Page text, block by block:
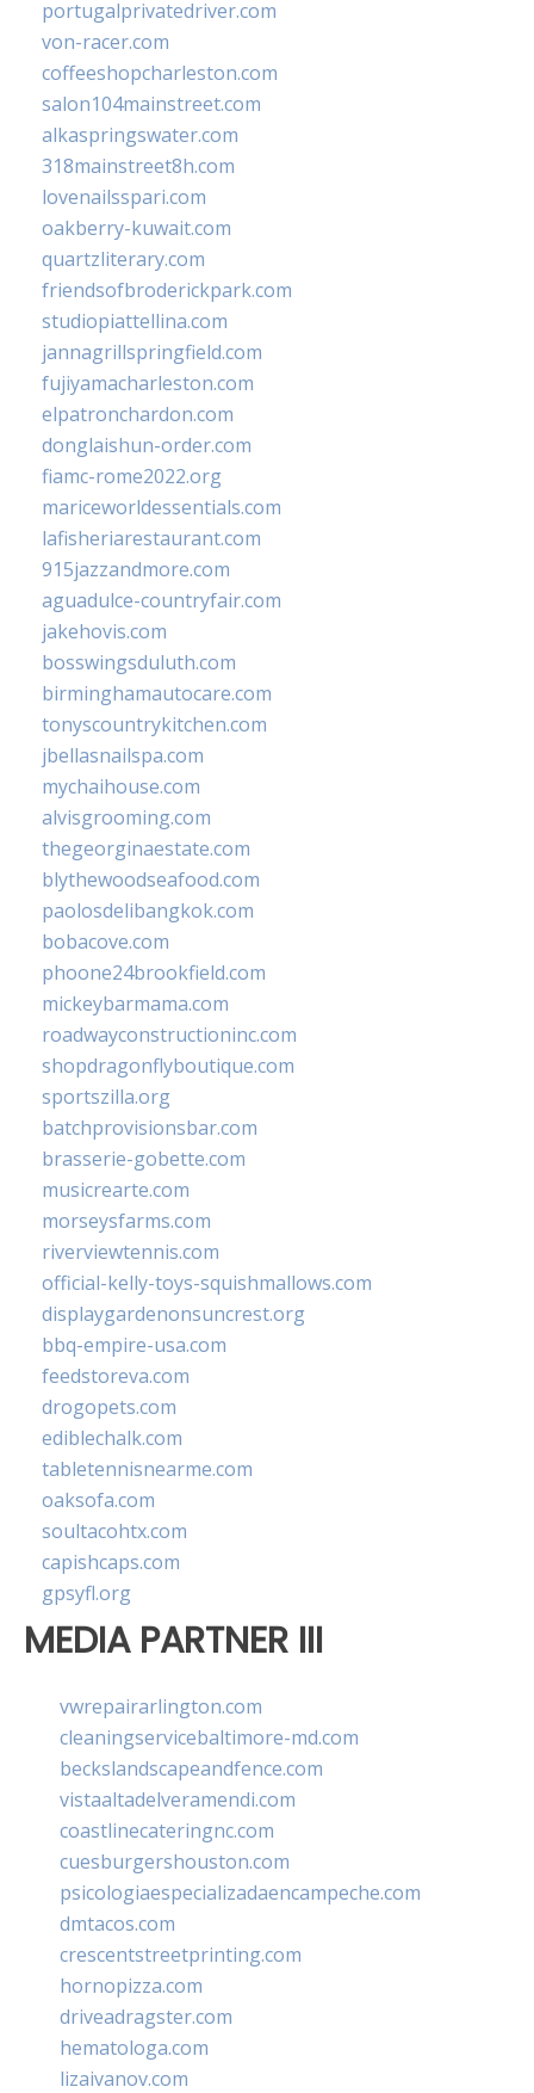
portugalprivatedriver.com
von-racer.com
coffeeshopcharleston.com
salon104mainstreet.com
alkaspringswater.com
318mainstreet8h.com
lovenailsspari.com
oakberry-kuwait.com
quartzliterary.com
friendsofbroderickpark.com
studiopiattellina.com
jannagrillspringfield.com
fujiyamacharleston.com
elpatronchardon.com
donglaishun-order.com
fiamc-rome2022.org
mariceworldessentials.com
lafisheriarestaurant.com
915jazzandmore.com
aguadulce-countryfair.com
jakehovis.com
bosswingsduluth.com
birminghamautocare.com
tonyscountrykitchen.com
jbellasnailspa.com
mychaihouse.com
alvisgrooming.com
thegeorginaestate.com
blythewoodseafood.com
paolosdelibangkok.com
bobacove.com
phoone24brookfield.com
mickeybarmama.com
roadwayconstructioninc.com
shopdragonflyboutique.com
sportszilla.org
batchprovisionsbar.com
brasserie-gobette.com
musicrearte.com
morseysfarms.com
riverviewtennis.com
official-kelly-toys-squishmallows.com
displaygardenonsuncrest.org
bbq-empire-usa.com
feedstoreva.com
drogopets.com
ediblechalk.com
tabletennisnearme.com
oaksofa.com
soultacohtx.com
capishcaps.com
gpsyfl.org
MEDIA PARTNER III
vwrepairarlington.com
cleaningservicebaltimore-md.com
beckslandscapeandfence.com
vistaaltadelveramendi.com
coastlinecateringnc.com
cuesburgershouston.com
psicologiaespecializadaencampeche.com
dmtacos.com
crescentstreetprinting.com
hornopizza.com
driveadragster.com
hematologa.com
lizaivanov.com